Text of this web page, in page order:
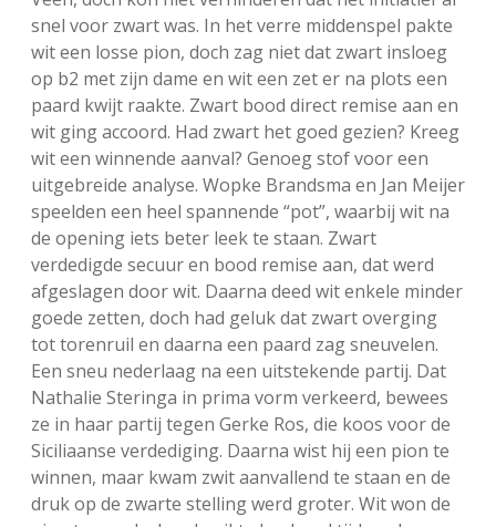
snel voor zwart was. In het verre middenspel pakte
wit een losse pion, doch zag niet dat zwart insloeg
op b2 met zijn dame en wit een zet er na plots een
paard kwijt raakte. Zwart bood direct remise aan en
wit ging accoord. Had zwart het goed gezien? Kreeg
wit een winnende aanval? Genoeg stof voor een
uitgebreide analyse. Wopke Brandsma en Jan Meijer
speelden een heel spannende “pot”, waarbij wit na
de opening iets beter leek te staan. Zwart
verdedigde secuur en bood remise aan, dat werd
afgeslagen door wit. Daarna deed wit enkele minder
goede zetten, doch had geluk dat zwart overging
tot torenruil en daarna een paard zag sneuvelen.
Een sneu nederlaag na een uitstekende partij. Dat
Nathalie Steringa in prima vorm verkeerd, bewees
ze in haar partij tegen Gerke Ros, die koos voor de
Siciliaanse verdediging. Daarna wist hij een pion te
winnen, maar kwam zwit aanvallend te staan en de
druk op de zwarte stelling werd groter. Wit won de